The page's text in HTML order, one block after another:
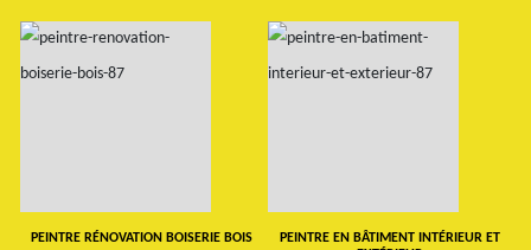
PEINTRE RÉNOVATION BOISERIE BOIS
PEINTRE EN BÂTIMENT INTÉRIEUR ET